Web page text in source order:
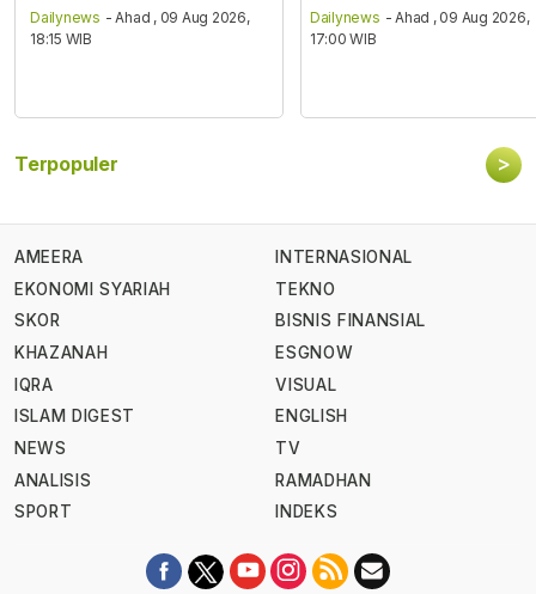
Dailynews - Ahad , 09 Aug 2026,
18:15 WIB
Dailynews - Ahad , 09 Aug 2026,
17:00 WIB
Terpopuler >
AMEERA
EKONOMI SYARIAH
SKOR
KHAZANAH
IQRA
ISLAM DIGEST
NEWS
ANALISIS
SPORT
INTERNASIONAL
TEKNO
BISNIS FINANSIAL
ESGNOW
VISUAL
ENGLISH
TV
RAMADHAN
INDEKS